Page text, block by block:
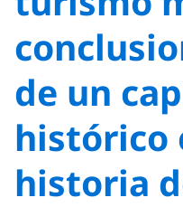
de un
histórico
historia